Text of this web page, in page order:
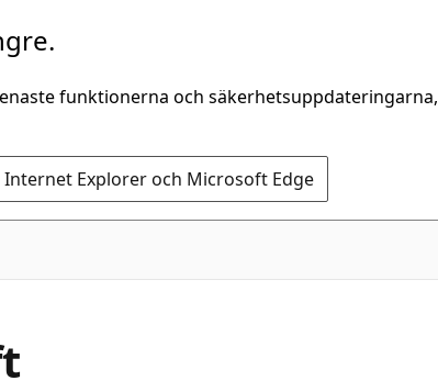
funktionerna och säkerhetsuppdateringarna,
Explorer och Microsoft Edge